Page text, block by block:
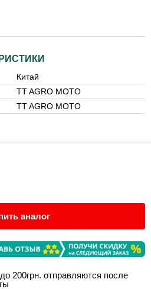
Китай
TT AGRO MOTO
TT AGRO MOTO
аналог
200грн. отправляются после